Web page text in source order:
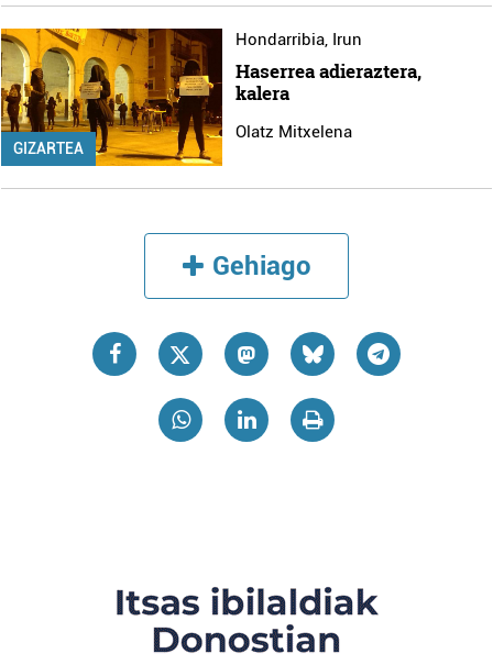
GIZARTEA
Hondarribia, Irun
Haserrea adieraztera,
kalera
Olatz Mitxelena
Gehiago